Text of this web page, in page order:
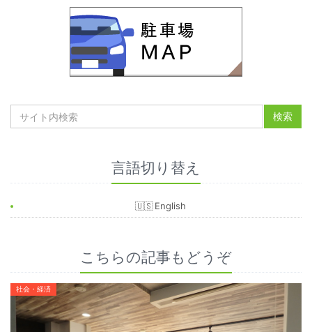
言語切り替え
English
こちらの記事もどうぞ
社会・経済